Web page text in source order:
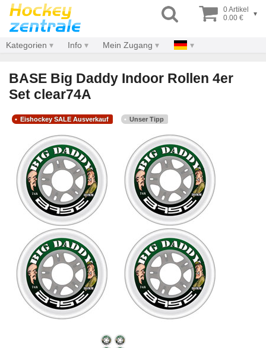
0 Artikel
0.00 €
▾
Kategorien Info Mein Zugang
BASE Big Daddy Indoor Rollen 4er
Set clear74A
Eishockey SALE Ausverkauf Unser Tipp